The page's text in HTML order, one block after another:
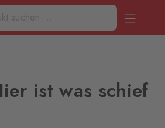
ist was schief